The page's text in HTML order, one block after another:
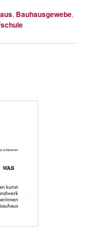
, Bauhausgewebe,